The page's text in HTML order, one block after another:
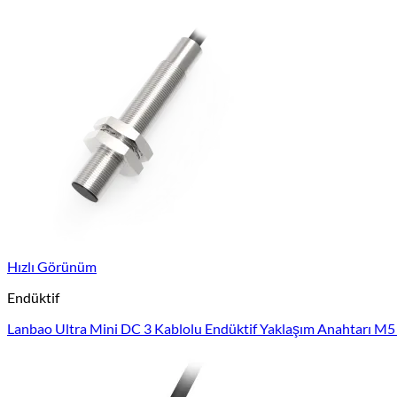
Hızlı Görünüm
Endüktif
Lanbao Ultra Mini DC 3 Kablolu Endüktif Yaklaşım Anahtarı